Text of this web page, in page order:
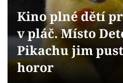
Videa
Sledujte prima+
Kino plné dětí
v pláč. Místo
Pikachu jim
horor